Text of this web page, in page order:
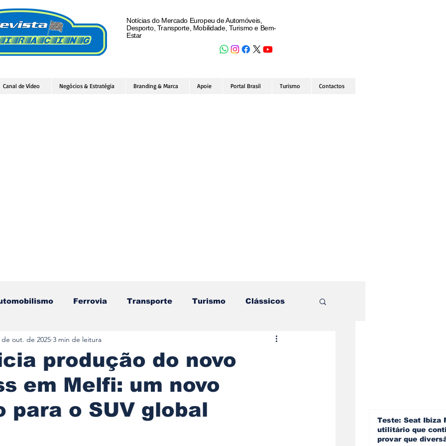
Notícias do Mercado Europeu de Automóveis,
Desporto, Transporte, Mobilidade, Turismo e Bem-
Estar
Canal de Vídeo Negócios & Estratégia Branding & Marca Apoie Portal Brasil Turismo Contactos
Ferrovia Transporte Turismo Clássicos
Motos Autocarros Testes e Comparativos
Gastronomia Videojogos/Tecnologia
Editorial Mobilidade
produção do novo
em Melfi: um novo
para o SUV global
de out. de 2025 3 min de leitura
5 estrelas.
Teste: Seat Ibiza
utilitário que
provar que